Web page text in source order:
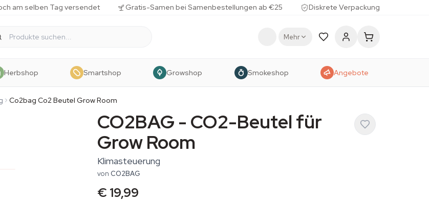
am selben Tag versendet Gratis-Samen bei Samenbestellungen ab €25 Diskrete Verpackung
Mehr
Herbshop Smartshop Growshop Smokeshop Angebote
Co2bag Co2 Beutel Grow Room
CO2BAG - CO2-Beutel für
Grow Room
Klimasteuerung
von CO2BAG
€ 19,99